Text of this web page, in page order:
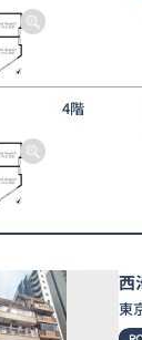
4階
西
東